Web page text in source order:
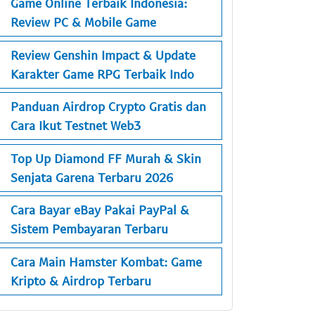
Game Online Terbaik Indonesia:
Review PC & Mobile Game
Review Genshin Impact & Update
Karakter Game RPG Terbaik Indo
Panduan Airdrop Crypto Gratis dan
Cara Ikut Testnet Web3
Top Up Diamond FF Murah & Skin
Senjata Garena Terbaru 2026
Cara Bayar eBay Pakai PayPal &
Sistem Pembayaran Terbaru
Cara Main Hamster Kombat: Game
Kripto & Airdrop Terbaru